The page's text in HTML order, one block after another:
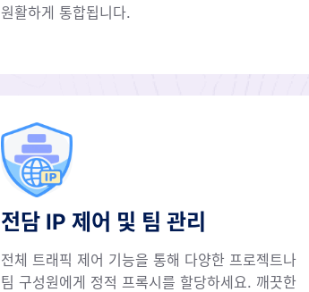
원활하게 통합됩니다.
전담 IP 제어 및 팀 관리
전체 트래픽 제어 기능을 통해 다양한 프로젝트나
팀 구성원에게 정적 프록시를 할당하세요. 깨끗한